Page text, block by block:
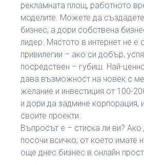
рекламната площ, работното
моделите. Можете да
бизнес, а дори собствена
лидер. Мястото в интернет не е
привилегии – ако си добър,
посредствен – губиш. Най-
дава възможност на човек с
желание и инвестиция от 100-
и дори да задмине корпорация,
своите проекти.
Въпросът е – стиска ли ви? Ако
посочи всичко, от което имате
още днес бизнес в онлайн